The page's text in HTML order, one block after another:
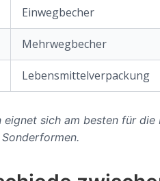
Einwegbecher
Mehrwegbecher
Lebensmittelverpackung
eignet sich am besten für